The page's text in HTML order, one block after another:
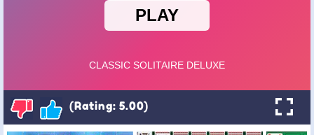
(Rating: 5.00)